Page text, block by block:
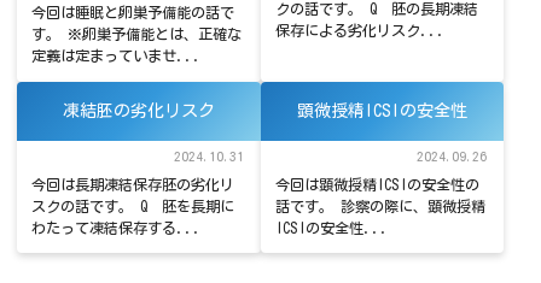
今回は睡眠と卵巣予備能の話で
す。 ※卵巣予備能とは、正確な
定義は定まっていませ...
クの話です。 Q 胚の長期凍結
保存による劣化リスク...
凍結胚の劣化リスク
2024.10.31
今回は長期凍結保存胚の劣化リ
スクの話です。 Q 胚を長期に
わたって凍結保存する...
顕微授精ICSIの安全性
2024.09.26
今回は顕微授精ICSIの安全性の
話です。 診察の際に、顕微授精
ICSIの安全性...